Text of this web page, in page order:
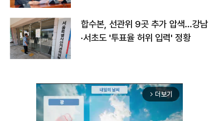
합수본, 선관위 9곳 추가 압색…강남
·서초도 '투표율 허위 입력' 정황
arrow_forward_ios 더보기